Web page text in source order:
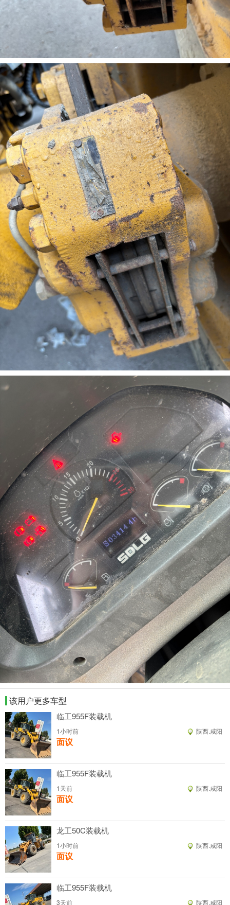
该用户更多车型
临工955F装载机
1小时前 陕西.咸阳
面议
临工955F装载机
1天前 陕西.咸阳
面议
龙工50C装载机
1小时前 陕西.咸阳
面议
临工955F装载机
3天前 陕西.咸阳